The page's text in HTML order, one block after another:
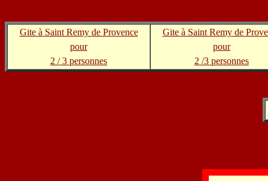
Gite à Saint Remy de Provence
pour
2 / 3 personnes
Gite à Saint Remy de
pour
2 /3 personnes